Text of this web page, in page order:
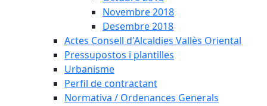
Novembre 2018
Desembre 2018
Actes Consell d'Alcaldies Vallès Oriental
Pressupostos i plantilles
Urbanisme
Perfil de contractant
Normativa / Ordenances Generals